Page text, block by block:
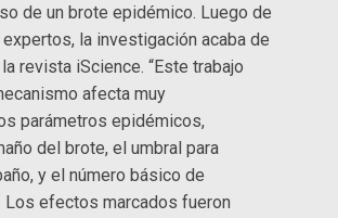
de un brote epidémico. Luego de
la investigación acaba de
revista iScience. “Este trabajo
afecta muy
parámetros epidémicos,
del brote, el umbral para
y el número básico de
Los efectos marcados fueron